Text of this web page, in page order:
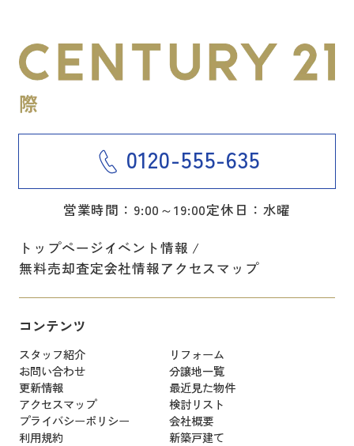
0120-555-635
営業時間：9:00～19:00定休日：水曜
トップページイベント情報
無料売却査定会社情報アクセスマップ
コンテンツ
スタッフ紹介
リフォーム
お問い合わせ
分譲地一覧
更新情報
最近見た物件
アクセスマップ
検討リスト
プライバシーポリシー
会社概要
利用規約
新築戸建て